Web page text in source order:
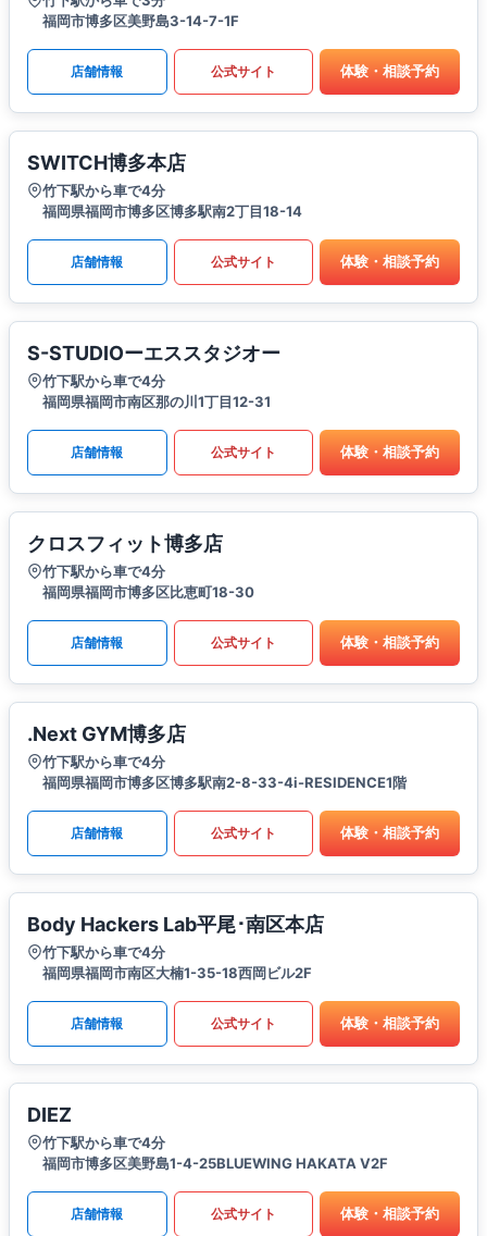
福岡市博多区美野島3-14-7-1F
店舗情報 公式サイト 体験・相談予約
SWITCH博多本店
竹下駅から車で4分
福岡県福岡市博多区博多駅南2丁目18-14
店舗情報 公式サイト 体験・相談予約
S-STUDIOーエススタジオー
竹下駅から車で4分
福岡県福岡市南区那の川1丁目12-31
店舗情報 公式サイト 体験・相談予約
クロスフィット博多店
竹下駅から車で4分
福岡県福岡市博多区比恵町18-30
店舗情報 公式サイト 体験・相談予約
.Next GYM博多店
竹下駅から車で4分
福岡県福岡市博多区博多駅南2-8-33-4i-RESIDENCE1階
店舗情報 公式サイト 体験・相談予約
Body Hackers Lab平尾･南区本店
竹下駅から車で4分
福岡県福岡市南区大楠1-35-18西岡ビル2F
店舗情報 公式サイト 体験・相談予約
DIEZ
竹下駅から車で4分
福岡市博多区美野島1-4-25BLUEWING HAKATA V2F
店舗情報 公式サイト 体験・相談予約